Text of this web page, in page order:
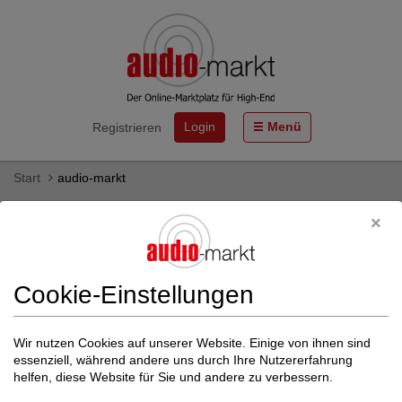
Registrieren Login Menü
Start audio-markt
XLR-Kabel (Analog) von Audio
Optimum - gebraucht & neu kaufen
Hier finden Sie XLR-Kabel (Analog) des HiFi-Herstellers Audio
Optimum als Neu- und Gebrauchtgeräte zum Kauf.
Weitere Filter einblenden
Cookie-Einstellungen
Wir nutzen Cookies auf unserer Website. Einige von ihnen sind
essenziell, während andere uns durch Ihre Nutzererfahrung
helfen, diese Website für Sie und andere zu verbessern.